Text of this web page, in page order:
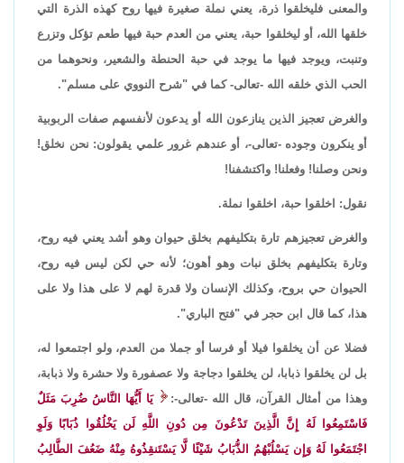
والمعنى فليخلقوا ذرة، يعني نملة صغيرة فيها روح كهذه الذرة التي
خلقها الله، أو ليخلقوا حبة، يعني من العدم حبة فيها طعم تؤكل وتزرع
وتنبت، ويوجد فيها ما يوجد في حبة الحنطة والشعير، ونحوهما من
الحب الذي خلقه الله -تعالى- كما في "شرح النووي على مسلم".
والغرض تعجيز الذين ينازعون الله أو يدعون لأنفسهم صفات الربوبية
أو ينكرون وجوده -تعالى-، أو عندهم غرور علمي يقولون: نحن نخلق!
ونحن وصلنا! وفعلنا! واكتشفنا!
نقول: اخلقوا حبة، اخلقوا نملة.
والغرض تعجيزهم تارة بتكليفهم بخلق حيوان وهو أشد يعني فيه روح،
وتارة بتكليفهم بخلق نبات وهو أهون؛ لأنه حي لكن ليس فيه روح،
الحيوان حي بروح، وكذلك الإنسان ولا قدرة لهم لا على هذا ولا على
هذا، كما قال ابن حجر في "فتح الباري".
فضلا عن أن يخلقوا فيلا أو فرسا أو جملا من العدم، ولو اجتمعوا له،
بل لن يخلقوا ذبابا، لن يخلقوا دجاجة ولا عصفورة ولا حشرة ولا ذبابة،
وهذا من أمثال القرآن، قال الله -تعالى-:
يَا أَيُّهَا النَّاسُ ضُرِبَ مَثَلٌ
فَاسْتَمِعُوا لَهُ إِنَّ الَّذِينَ تَدْعُونَ مِن دُونِ اللَّهِ لَن يَخْلُقُوا ذُبَابًا وَلَوِ
اجْتَمَعُوا لَهُ وَإِن يَسْلُبْهُمُ الذُّبَابُ شَيْئًا لَّا يَسْتَنقِذُوهُ مِنْهُ ضَعُفَ الطَّالِبُ